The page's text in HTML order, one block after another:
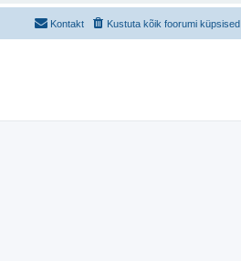
Kustuta kõik foorumi küpsised
Kontakt